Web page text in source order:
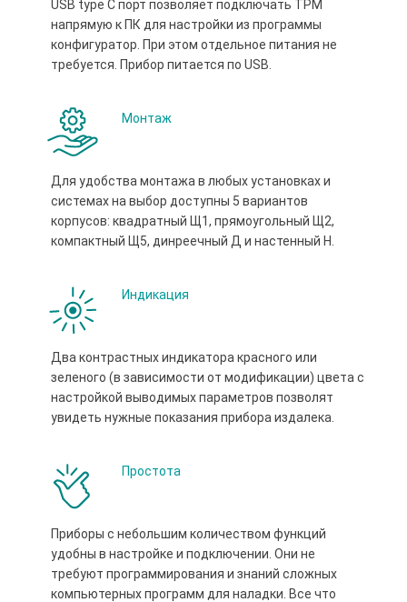
USB type С порт позволяет подключать ТРМ
напрямую к ПК для настройки из программы
конфигуратор. При этом отдельное питания не
требуется. Прибор питается по USB.
Монтаж
Для удобства монтажа в любых установках и
системах на выбор доступны 5 вариантов
корпусов: квадратный Щ1, прямоугольный Щ2,
компактный Щ5, динреечный Д и настенный Н.
Индикация
Два контрастных индикатора красного или
зеленого (в зависимости от модификации) цвета с
настройкой выводимых параметров позволят
увидеть нужные показания прибора издалека.
Простота
Приборы с небольшим количеством функций
удобны в настройке и подключении. Они не
требуют программирования и знаний сложных
компьютерных программ для наладки. Все что